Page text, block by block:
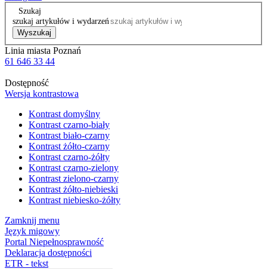
Szukaj
szukaj artykułów i wydarzeń
Wyszukaj
Linia miasta Poznań
61 646 33 44
Dostępność
Wersja kontrastowa
Kontrast domyślny
Kontrast czarno-biały
Kontrast biało-czarny
Kontrast żółto-czarny
Kontrast czarno-żółty
Kontrast czarno-zielony
Kontrast zielono-czarny
Kontrast żółto-niebieski
Kontrast niebiesko-żółty
Zamknij menu
Język migowy
Portal Niepełnosprawność
Deklaracja dostępności
ETR - tekst